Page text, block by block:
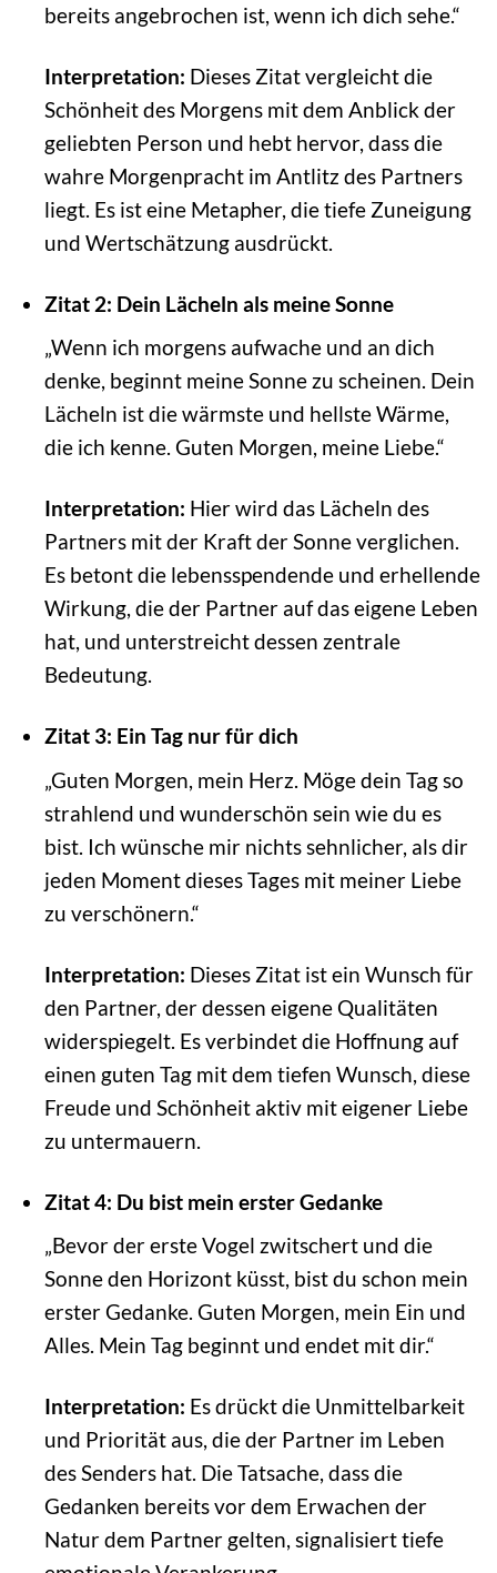
bereits angebrochen ist, wenn ich dich sehe.“
Interpretation: Dieses Zitat vergleicht die
Schönheit des Morgens mit dem Anblick der
geliebten Person und hebt hervor, dass die
wahre Morgenpracht im Antlitz des Partners
liegt. Es ist eine Metapher, die tiefe Zuneigung
und Wertschätzung ausdrückt.
Zitat 2: Dein Lächeln als meine Sonne
„Wenn ich morgens aufwache und an dich
denke, beginnt meine Sonne zu scheinen. Dein
Lächeln ist die wärmste und hellste Wärme,
die ich kenne. Guten Morgen, meine Liebe.“
Interpretation: Hier wird das Lächeln des
Partners mit der Kraft der Sonne verglichen.
Es betont die lebensspendende und erhellende
Wirkung, die der Partner auf das eigene Leben
hat, und unterstreicht dessen zentrale
Bedeutung.
Zitat 3: Ein Tag nur für dich
„Guten Morgen, mein Herz. Möge dein Tag so
strahlend und wunderschön sein wie du es
bist. Ich wünsche mir nichts sehnlicher, als dir
jeden Moment dieses Tages mit meiner Liebe
zu verschönern.“
Interpretation: Dieses Zitat ist ein Wunsch für
den Partner, der dessen eigene Qualitäten
widerspiegelt. Es verbindet die Hoffnung auf
einen guten Tag mit dem tiefen Wunsch, diese
Freude und Schönheit aktiv mit eigener Liebe
zu untermauern.
Zitat 4: Du bist mein erster Gedanke
„Bevor der erste Vogel zwitschert und die
Sonne den Horizont küsst, bist du schon mein
erster Gedanke. Guten Morgen, mein Ein und
Alles. Mein Tag beginnt und endet mit dir.“
Interpretation: Es drückt die Unmittelbarkeit
und Priorität aus, die der Partner im Leben
des Senders hat. Die Tatsache, dass die
Gedanken bereits vor dem Erwachen der
Natur dem Partner gelten, signalisiert tiefe